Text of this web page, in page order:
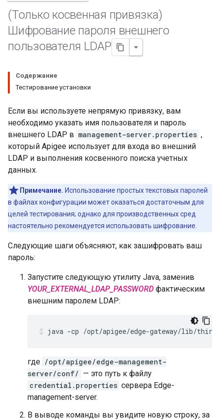
(Только косвенная привязка)
Шифрование пароля внешнего
пользователя LDAP
Содержание
Тестирование установки
Если вы используете непрямую привязку, вам
необходимо указать имя пользователя и пароль
внешнего LDAP в management-server.properties ,
который Apigee использует для входа во внешний
LDAP и выполнения косвенного поиска учетных
данных.
Примечание. Использование простых текстовых паролей
в файлах конфигурации может оказаться достаточным для
целей тестирования; однако для производственных сред
настоятельно рекомендуется использовать шифрование.
Следующие шаги объясняют, как зашифровать ваш
пароль:
Запустите следующую утилиту Java, заменив
YOUR_EXTERNAL_LDAP_PASSWORD фактическим
внешним паролем LDAP:
java -cp /opt/apigee/edge-gateway/lib/
где /opt/apigee/edge-management-
server/conf/ — это путь к файлу
credential.properties сервера Edge-
management-server.
В выводе команды вы увидите новую строку, за